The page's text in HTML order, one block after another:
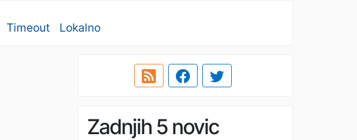
Timeout Lokalno
Zadnjih 5 novic